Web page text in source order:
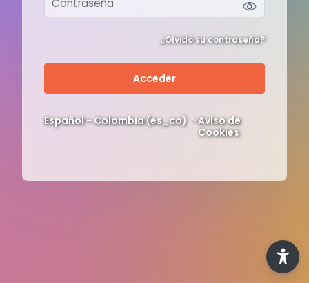
¿Olvidó su contraseña?
Acceder
Español - Colombia ‎(es_co)‎
Aviso de
Cookies